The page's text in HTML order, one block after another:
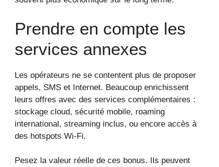
Prendre en compte les
services annexes
Les opérateurs ne se contentent plus de proposer
appels, SMS et Internet. Beaucoup enrichissent
leurs offres avec des services complémentaires :
stockage cloud, sécurité mobile, roaming
international, streaming inclus, ou encore accès à
des hotspots Wi-Fi.
Pesez la valeur réelle de ces bonus. Ils peuvent